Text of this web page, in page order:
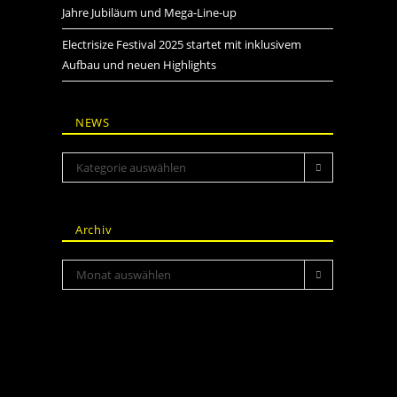
Jahre Jubiläum und Mega-Line-up
Electrisize Festival 2025 startet mit inklusivem
Aufbau und neuen Highlights
NEWS
Kategorie auswählen
Archiv
Monat auswählen